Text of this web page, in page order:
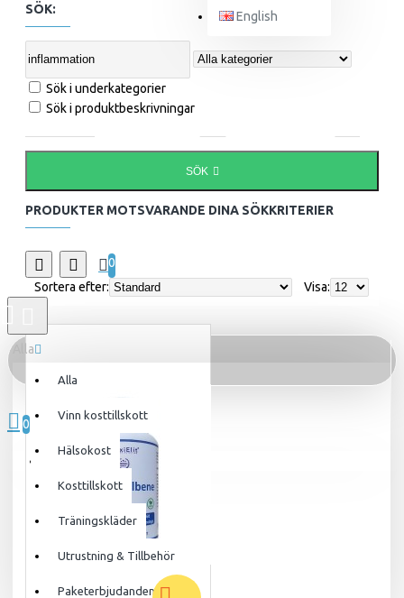
English
Alla
Alla
Vinn kosttillskott
Hälsokost
Kosttillskott
Träningskläder
Utrustning & Tillbehör
Paketerbjudanden
0
Din varukorg är tom!
SÖK:
Sök i underkategorier
Sök i produktbeskrivningar
SÖK
PRODUKTER MOTSVARANDE DINA SÖKKRITERIER
0
Sortera efter:
Visa: